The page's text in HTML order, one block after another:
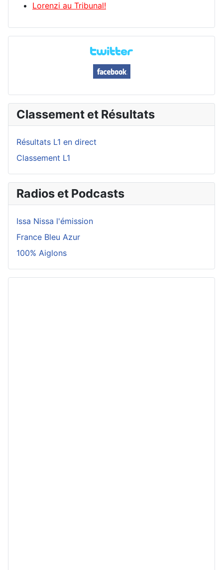
Lorenzi au Tribunal!
Classement et Résultats
Résultats L1 en direct
Classement L1
Radios et Podcasts
Issa Nissa l'émission
France Bleu Azur
100% Aiglons